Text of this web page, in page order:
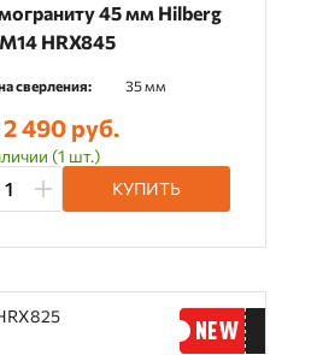
45 мм Hilberg
HRX845
сверления: 35 мм
2 490 руб.
(1 шт.)
КУПИТЬ